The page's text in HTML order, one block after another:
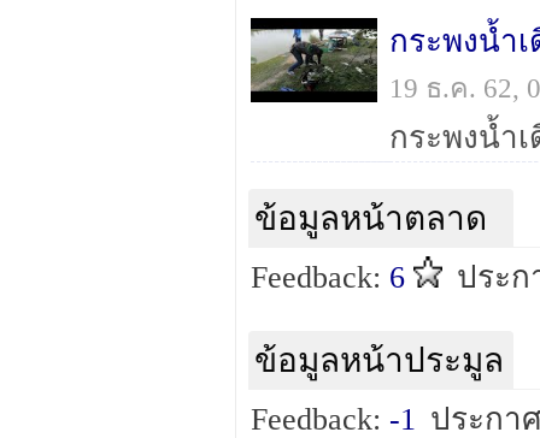
กระพงน้ำ
19 ธ.ค. 62,
กระพงน้ำ
ข้อมูลหน้าตลาด
Feedback: 6 ประก
ข้อมูลหน้าประมูล
Feedback: -1 ประกา